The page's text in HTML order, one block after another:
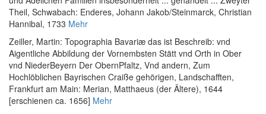
Theil, Schwabach: Enderes, Johann Jakob/Steinmarck, Christian
Hannibal, 1733 Mehr
Zeiller, Martin: Topographia Bavariæ das ist Beschreib: vnd
Aigentliche Abbildung der Vornembsten Stätt vnd Orth in Ober
vnd NiederBeyern Der ObernPfaltz, Vnd andern, Zum
Hochlöblichen Bayrischen Craiße gehörigen, Landschafften,
Frankfurt am Main: Merian, Matthaeus (der Ältere), 1644
[erschienen ca. 1656] Mehr